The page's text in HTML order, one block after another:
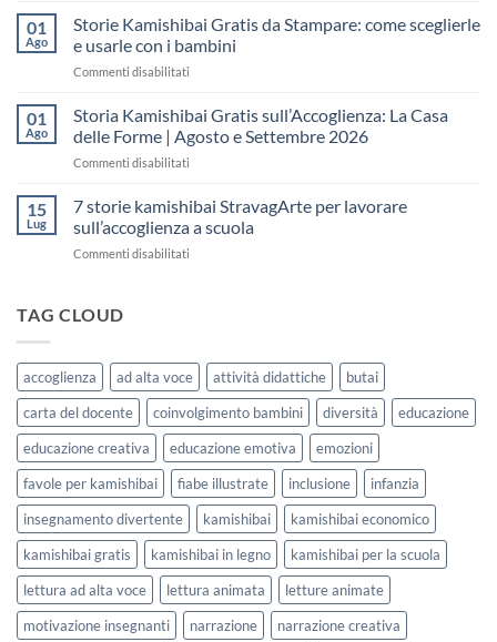
il
“fare
una
lezione
Kamishibai
Gratis
per
dell’Accoglienza:
Giorni
01
Ago
Storie Kamishibai Gratis da Stampare: come sceglierle
e usarle con i bambini
Commenti disabilitati
Kamishibai
Gratis
da
sceglierle
01
Ago
Storia Kamishibai Gratis sull’Accoglienza: La Casa
delle Forme | Agosto e Settembre 2026
Commenti disabilitati
Kamishibai
Gratis
sull’Accoglienza:
e
Settembre
2026
15
Lug
7 storie kamishibai StravagArte per lavorare
sull’accoglienza a scuola
Commenti disabilitati
lavorare
sull’accoglienza
a
scuola
TAG CLOUD
accoglienza ad alta voce attività didattiche
butai
carta del docente
coinvolgimento bambini diversità
educazione
educazione creativa
educazione emotiva
emozioni
favole per kamishibai
fiabe illustrate inclusione
infanzia
insegnamento divertente
kamishibai
kamishibai economico
kamishibai gratis
kamishibai in legno
kamishibai per la scuola
lettura ad alta voce
lettura animata
letture animate
motivazione insegnanti
narrazione
narrazione creativa